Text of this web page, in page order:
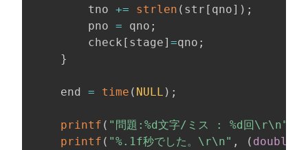
        tno
+= strlen ( str [ qno] ) ;
        pno
= qno ;
        check
[ stage] =qno ;
}
    end
= time ( NULL ) ;
printf ( "問題:%d文字/ミス : %d回\r\n"
printf ( "%.1f秒でした。\r\n" , ( double